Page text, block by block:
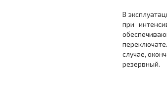
В
при
случае,
резервный.